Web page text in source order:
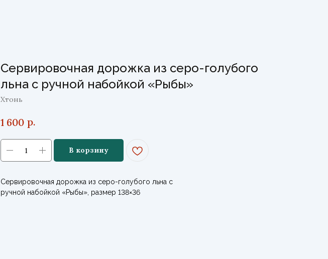
Сервировочная дорожка из серо-голубого
льна с ручной набойкой «Рыбы»
Хтонь
1 600 р.
В корзину
Сервировочная дорожка из серо-голубого льна с
ручной набойкой «Рыбы», размер 138×36